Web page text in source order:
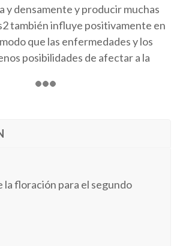
y densamente y producir muchas
también influye positivamente en
que las enfermedades y los
posibilidades de afectar a la
la floración para el segundo